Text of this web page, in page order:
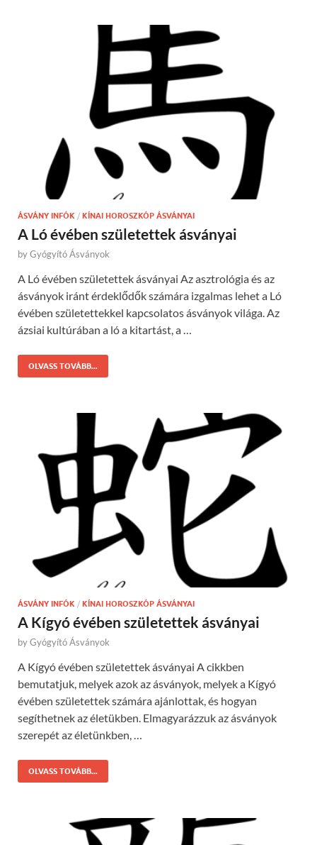
ÁSVÁNY INFÓK / KÍNAI HOROSZKÓP ÁSVÁNYAI
A Ló évében születettek ásványai
byGyógyító Ásványok
A Ló évében születettek ásványai Az asztrológia és az
ásványok iránt érdeklődők számára izgalmas lehet a Ló
évében születettekkel kapcsolatos ásványok világa. Az
ázsiai kultúrában a ló a kitartást, a …
OLVASS TOVÁBB...
ÁSVÁNY INFÓK / KÍNAI HOROSZKÓP ÁSVÁNYAI
A Kígyó évében születettek ásványai
byGyógyító Ásványok
A Kígyó évében születettek ásványai A cikkben
bemutatjuk, melyek azok az ásványok, melyek a Kígyó
évében születettek számára ajánlottak, és hogyan
segíthetnek az életükben. Elmagyarázzuk az ásványok
szerepét az életünkben, …
OLVASS TOVÁBB...